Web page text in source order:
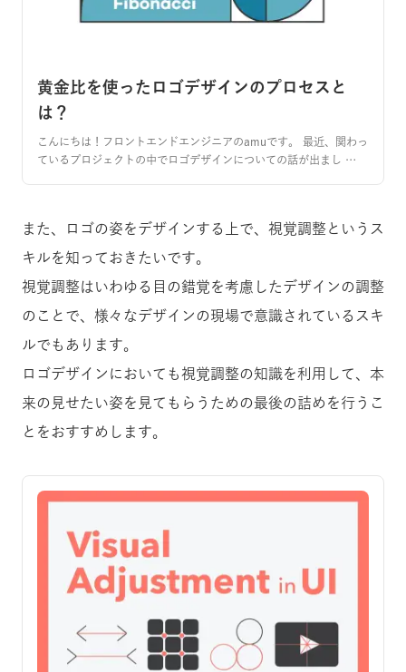
黄金比を使ったロゴデザインのプロセスと
は？
こんにちは！フロントエンドエンジニアのamuです。 最近、関わっ
ているプロジェクトの中でロゴデザインについての話が出まし …
また、ロゴの姿をデザインする上で、視覚調整というス
キルを知っておきたいです。
視覚調整はいわゆる目の錯覚を考慮したデザインの調整
のことで、様々なデザインの現場で意識されているスキ
ルでもあります。
ロゴデザインにおいても視覚調整の知識を利用して、本
来の見せたい姿を見てもらうための最後の詰めを行うこ
とをおすすめします。